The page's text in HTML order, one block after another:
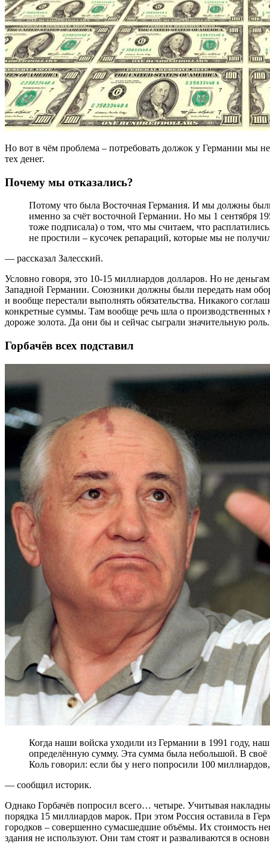
Но вот в чём проблема – потребовать должок у Германии мы
тех денег.
Почему мы отказались?
Потому что была Восточная Германия. И мы должны были, по принятому решению, получать репарации
именно за счёт восточной Германии. Но мы 1 сентября
тоже подписала) о том, что мы считаем, что
не простили – кусочек репараций, которые мы не
— рассказал Залесский.
Условно говоря, это 10-15 миллиардов долларов. Но не
Западной Германии. Союзники должны были передать нам
и вообще перестали выполнять обязательства. Никакого
конкретные суммы. Там вообще речь шла о
дороже золота. Да они бы и сейчас сыграли значительную роль.
Горбачёв всех подставил
Когда наши войска уходили из Германии в 1991 году, наш «любимый» президент Горбачёв попросил
определённую сумму. Эта сумма была небольшой. В
Коль говорил: если бы у него попросили 100
— сообщил историк.
Однако Горбачёв попросил всего… четыре. Учитывая
порядка 15 миллиардов марок. При этом Россия оставила в
городков – совершенно сумасшедшие объёмы. Их стоимость
здания не используют. Они там стоят и разваливаются в